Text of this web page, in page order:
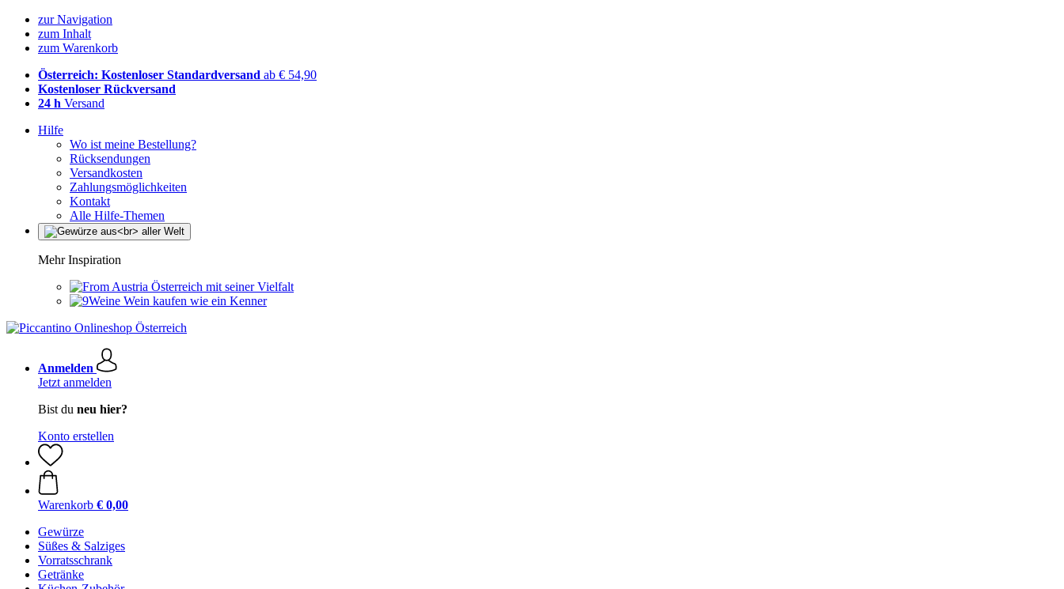
zur Navigation
zum Inhalt
zum Warenkorb
Österreich: Kostenloser Standardversand ab € 54,90
Kostenloser Rückversand
24 h Versand
Hilfe
Wo ist meine Bestellung?
Rücksendungen
Versandkosten
Zahlungsmöglichkeiten
Kontakt
Alle Hilfe-Themen
Mehr Inspiration
Österreich mit seiner Vielfalt
Wein kaufen wie ein Kenner
Anmelden
Jetzt anmelden
Bist du neu hier?
Konto erstellen
Warenkorb € 0,00
Gewürze
Süßes & Salziges
Vorratsschrank
Getränke